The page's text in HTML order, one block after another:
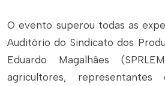
O evento superou todas as
Auditório do Sindicato dos
Eduardo Magalhães
agricultores, representantes